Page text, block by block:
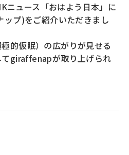
ニュース「おはよう日本」に
プ)をご紹介いただきまし
的仮眠）の広がりが見せる
giraffenapが取り上げられ